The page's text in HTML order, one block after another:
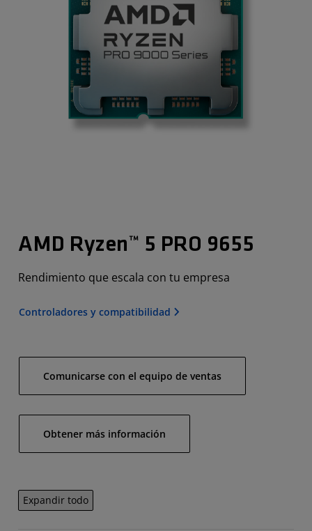
AMD Ryzen™ 5 PRO 9655
Rendimiento que escala con tu empresa
Controladores y compatibilidad
Comunicarse con el equipo de ventas
Obtener más información
Expandir todo